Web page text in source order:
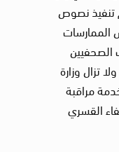
تنفيذ نصوص
الممارسات
الصحفيين
تزال وزارة
مراقبة
القسري